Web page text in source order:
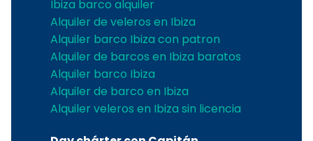
Ibiza barco alquiler
Alquiler de veleros en Ibiza
Alquiler barco Ibiza con patron
Alquiler de barcos en Ibiza baratos
Alquiler barco Ibiza
Alquiler de barco en Ibiza
Alquiler veleros en Ibiza sin licencia